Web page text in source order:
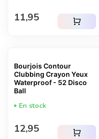
Prix normal
11,95 shopping_cart
Bourjois Contour
Clubbing Crayon Yeux
Waterproof - 52 Disco
Ball
En stock
Prix normal
12,95 shopping_cart